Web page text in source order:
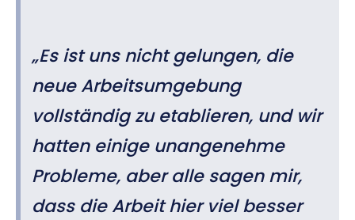
„Es ist uns nicht gelungen, die
neue Arbeitsumgebung
vollständig zu etablieren, und wir
hatten einige unangenehme
Probleme, aber alle sagen mir,
dass die Arbeit hier viel besser